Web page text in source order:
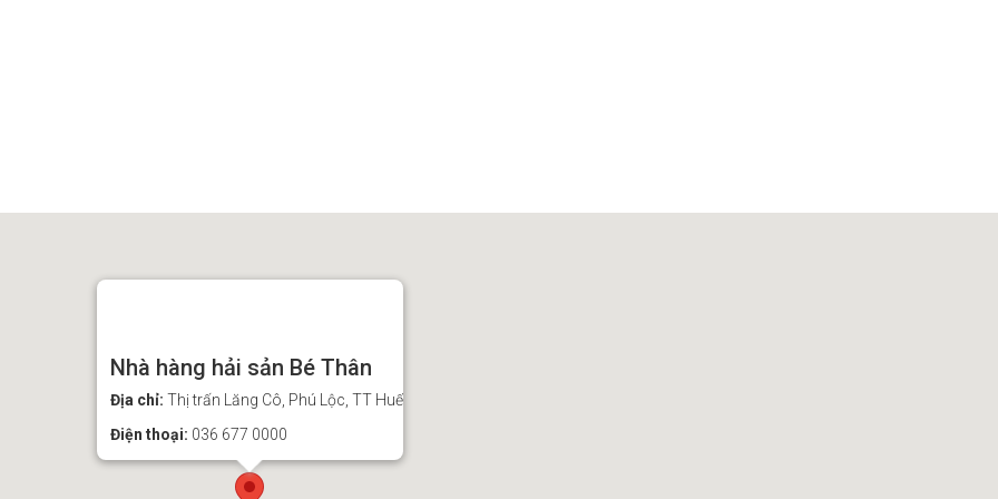
Nhà hàng hải sản Bé Thân
Địa chỉ: Thị trấn Lăng Cô, Phú Lộc, TT Huế
Điện thoại: 036 677 0000